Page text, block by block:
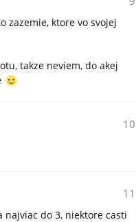
zazemie, ktore vo svojej
takze neviem, do akej
10
11
najviac do 3, niektore casti